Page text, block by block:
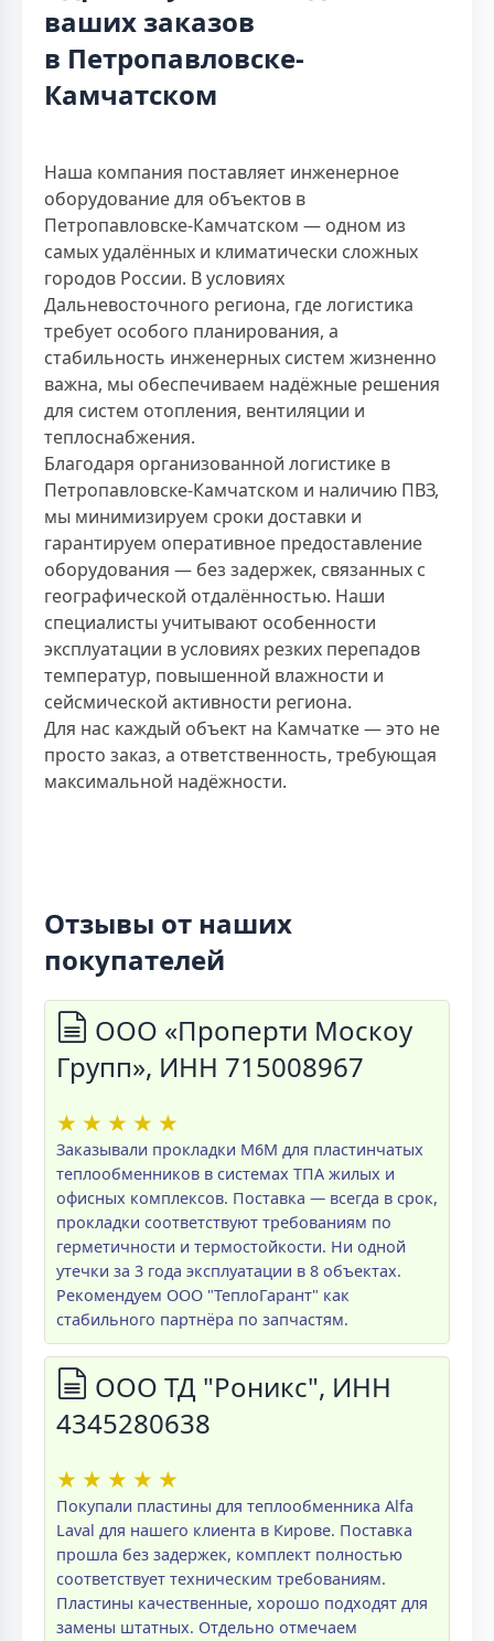
ваших заказов
в Петропавловске-
Камчатском
Наша компания поставляет инженерное
оборудование для объектов в
Петропавловске-Камчатском — одном из
самых удалённых и климатически сложных
городов России. В условиях
Дальневосточного региона, где логистика
требует особого планирования, а
стабильность инженерных систем жизненно
важна, мы обеспечиваем надёжные решения
для систем отопления, вентиляции и
теплоснабжения.
Благодаря организованной логистике в
Петропавловске-Камчатском и наличию ПВЗ,
мы минимизируем сроки доставки и
гарантируем оперативное предоставление
оборудования — без задержек, связанных с
географической отдалённостью. Наши
специалисты учитывают особенности
эксплуатации в условиях резких перепадов
температур, повышенной влажности и
сейсмической активности региона.
Для нас каждый объект на Камчатке — это не
просто заказ, а ответственность, требующая
максимальной надёжности.
Отзывы от наших
покупателей
ООО «Проперти Москоу
Групп», ИНН 715008967
★ ★ ★ ★ ★
Заказывали прокладки M6M для пластинчатых
теплообменников в системах ТПА жилых и
офисных комплексов. Поставка — всегда в срок,
прокладки соответствуют требованиям по
герметичности и термостойкости. Ни одной
утечки за 3 года эксплуатации в 8 объектах.
Рекомендуем ООО "ТеплоГарант" как
стабильного партнёра по запчастям.
ООО ТД "Роникс", ИНН
4345280638
★ ★ ★ ★ ★
Покупали пластины для теплообменника Alfa
Laval для нашего клиента в Кирове. Поставка
прошла без задержек, комплект полностью
соответствует техническим требованиям.
Пластины качественные, хорошо подходят для
замены штатных. Отдельно отмечаем